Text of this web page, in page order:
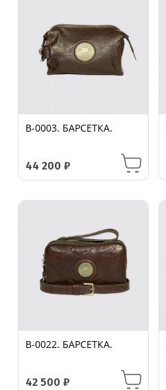
B-0003. БАРСЕТКА.
44 200₽
B-0022. БАРСЕТКА.
42 500₽